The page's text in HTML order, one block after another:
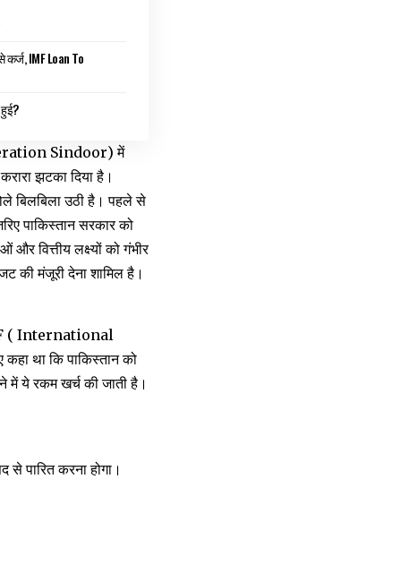
कर्ज, IMF Loan To
Sindoor) में
झटका दिया है।
बिलबिला उठी है। पहले से
पाकिस्तान सरकार को
वित्तीय लक्ष्यों को गंभीर
की मंजूरी देना शामिल है।
( International
था कि पाकिस्तान को
में ये रकम खर्च की जाती है।
पारित करना होगा।